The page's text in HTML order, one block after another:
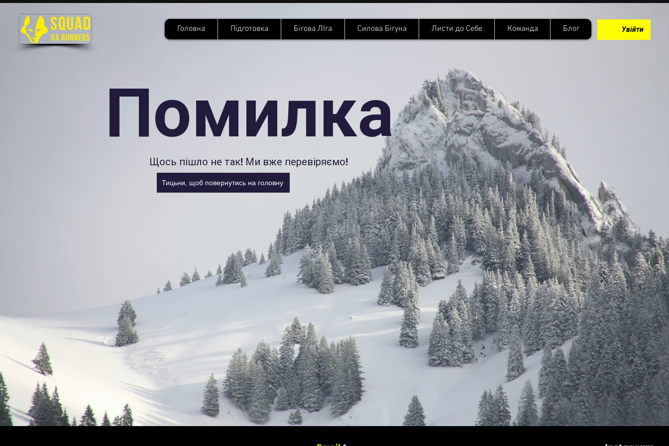
Головна Підготовка Бігова ЛІга Силова Бігуна Листи до Себе Команда Блог Увійти
Помилка
Щось пішло не так! Ми вже перевіряємо!
Тицьни, щоб повернутись на головну